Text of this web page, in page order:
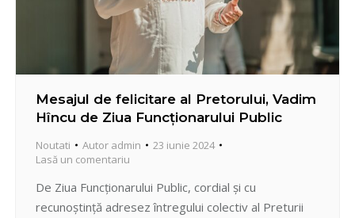
Mesajul de felicitare al Pretorului, Vadim
Hîncu de Ziua Funcționarului Public
Noutati Autor admin
23 iunie 2024
Lasă un comentariu
De Ziua Funcționarului Public, cordial și cu
recunoștință adresez întregului colectiv al Preturii